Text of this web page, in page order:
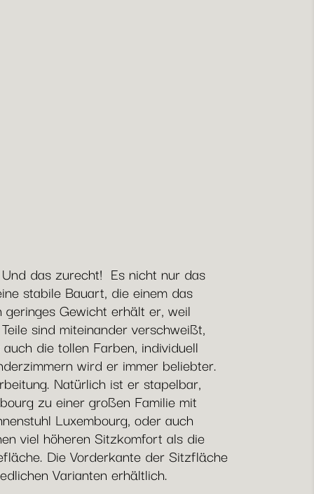
das zurecht! Es nicht nur das
stabile Bauart, die einem das
Gewicht erhält er, weil
sind miteinander verschweißt,
die tollen Farben, individuell
wird er immer beliebter.
Natürlich ist er stapelbar,
zu einer großen Familie mit
Luxembourg, oder auch
viel höheren Sitzkomfort als die
Die Vorderkante der Sitzfläche
Varianten erhältlich.